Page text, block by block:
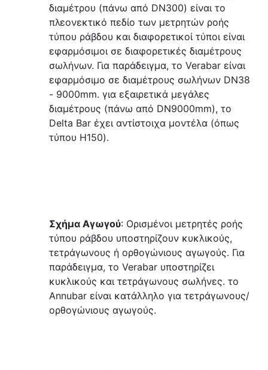
διαμέτρου (πάνω από DN300) είναι το
πλεονεκτικό πεδίο των μετρητών ροής
τύπου ράβδου και διαφορετικοί τύποι είναι
εφαρμόσιμοι σε διαφορετικές διαμέτρους
σωλήνων. Για παράδειγμα, το Verabar είναι
εφαρμόσιμο σε διαμέτρους σωλήνων DN38
- 9000mm. για εξαιρετικά μεγάλες
διαμέτρους (πάνω από DN9000mm), το
Delta Bar έχει αντίστοιχα μοντέλα (όπως
τύπου H150).
Σχήμα Αγωγού: Ορισμένοι μετρητές ροής
τύπου ράβδου υποστηρίζουν κυκλικούς,
τετράγωνους ή ορθογώνιους αγωγούς. Για
παράδειγμα, το Verabar υποστηρίζει
κυκλικούς και τετράγωνους σωλήνες. το
Annubar είναι κατάλληλο για τετράγωνους/
ορθογώνιους αγωγούς.